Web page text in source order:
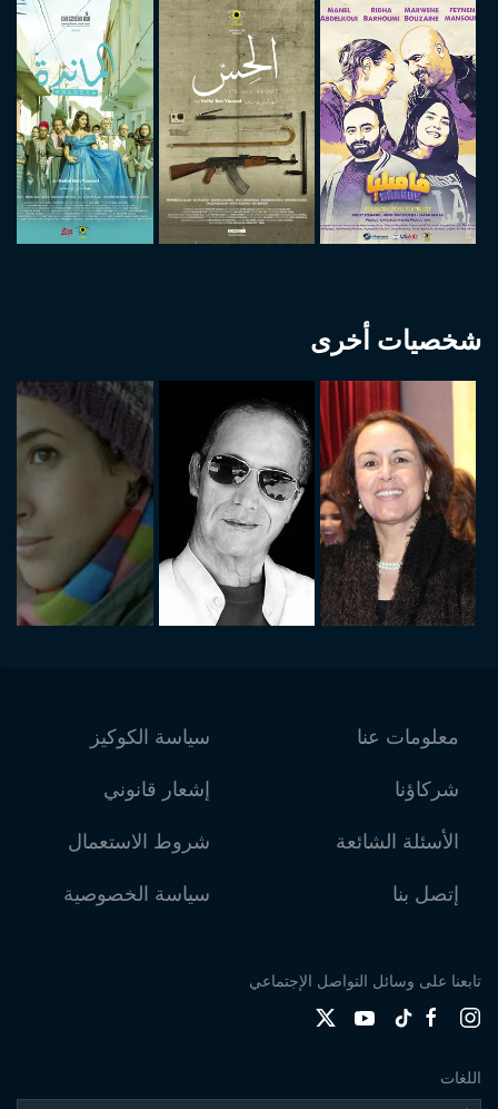
شخصيات أخرى
معلومات عنا
شركاؤنا
الأسئلة الشائعة
إتصل بنا
سياسة الكوكيز
إشعار قانوني
شروط الاستعمال
سياسة الخصوصية
تابعنا على وسائل التواصل الإجتماعي
اللغات